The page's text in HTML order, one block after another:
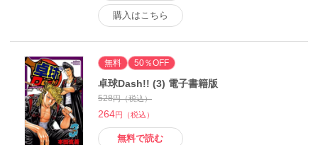
購入はこちら
無料 50％OFF
卓球Dash!! (3) 電子書籍版
528円（税込）
264円（税込）
無料で読む